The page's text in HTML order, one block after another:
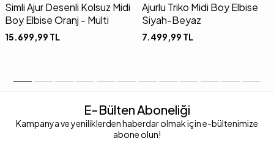
Simli Ajur Desenli Kolsuz Midi
Boy Elbise Oranj - Multi
15.699,99 TL
Ajurlu Triko Midi Boy Elbise
Siyah-Beyaz
7.499,99 TL
E-Bülten Aboneliği
Kampanya ve yeniliklerden haberdar olmak için e-bültenimize
abone olun!